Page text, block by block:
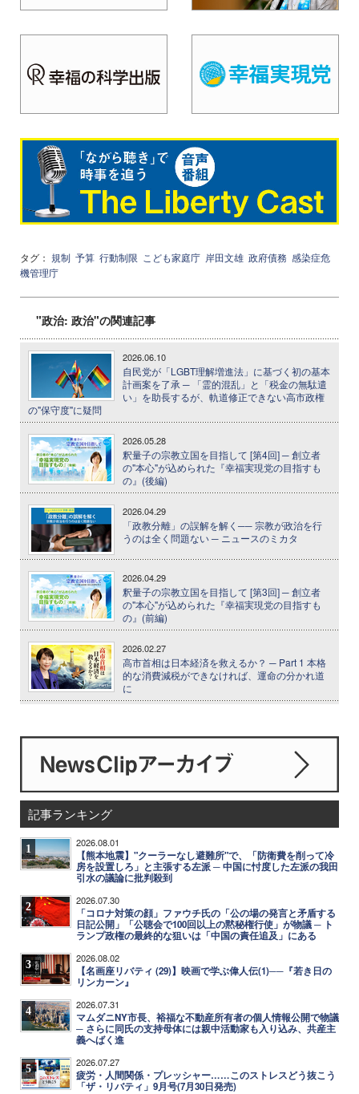
タグ： 規制 予算 行動制限 こども家庭庁 岸田文雄 政府債務 感染症危
機管理庁
"政治: 政治"の関連記事
2026.06.10
自民党が「LGBT理解増進法」に基づく初の基本
計画案を了承 ─ 「霊的混乱」と「税金の無駄遣
い」を助長するが、軌道修正できない高市政権
の"保守度"に疑問
2026.05.28
釈量子の宗教立国を目指して [第4回] ─ 創立者
の"本心"が込められた『幸福実現党の目指すも
の』(後編)
2026.04.29
「政教分離」の誤解を解く── 宗教が政治を行
うのは全く問題ない ─ ニュースのミカタ
2026.04.29
釈量子の宗教立国を目指して [第3回] ─ 創立者
の"本心"が込められた『幸福実現党の目指すも
の』(前編)
2026.02.27
高市首相は日本経済を救えるか？ ─ Part 1 本格
的な消費減税ができなければ、運命の分かれ道
に
記事ランキング
1 2026.08.01
【熊本地震】"クーラーなし避難所"で、「防衛費を削って冷
房を設置しろ」と主張する左派 ─ 中国に忖度した左派の我田
引水の議論に批判殺到
2 2026.07.30
「コロナ対策の顔」ファウチ氏の「公の場の発言と矛盾する
日記公開」「公聴会で100回以上の黙秘権行使」が物議 ─ ト
ランプ政権の最終的な狙いは「中国の責任追及」にある
3 2026.08.02
【名画座リバティ (29)】映画で学ぶ偉人伝(1)──『若き日の
リンカーン』
4 2026.07.31
マムダニNY市長、裕福な不動産所有者の個人情報公開で物議
─ さらに同氏の支持母体には親中活動家も入り込み、共産主
義へばく進
5 2026.07.27
疲労・人間関係・プレッシャー……このストレスどう抜こう
「ザ・リバティ」9月号(7月30日発売)